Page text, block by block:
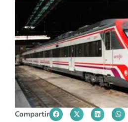
Compartir